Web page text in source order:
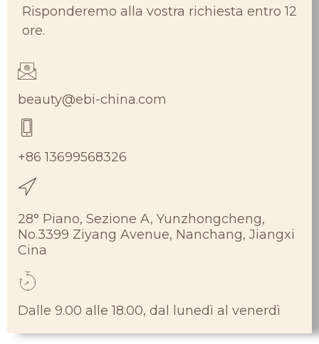
Risponderemo alla vostra richiesta entro 12
ore.
beauty@ebi-china.com
+86 13699568326
28° Piano, Sezione A, Yunzhongcheng,
No.3399 Ziyang Avenue, Nanchang, Jiangxi
Cina
Dalle 9.00 alle 18.00, dal lunedì al venerdì